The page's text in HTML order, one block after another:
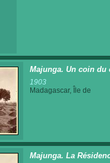
Majunga. Un coin
1903
Madagascar, Île de
Majunga. La